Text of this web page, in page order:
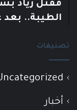
مقتل زياد
الطيبة..
تصنيفات
أخبار